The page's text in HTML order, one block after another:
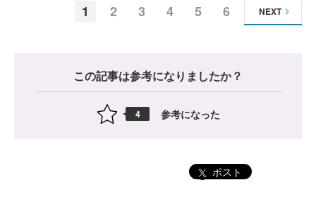
1 2 3 4 5 6 NEXT
この記事は参考になりましたか？
4 参考になった
ポスト